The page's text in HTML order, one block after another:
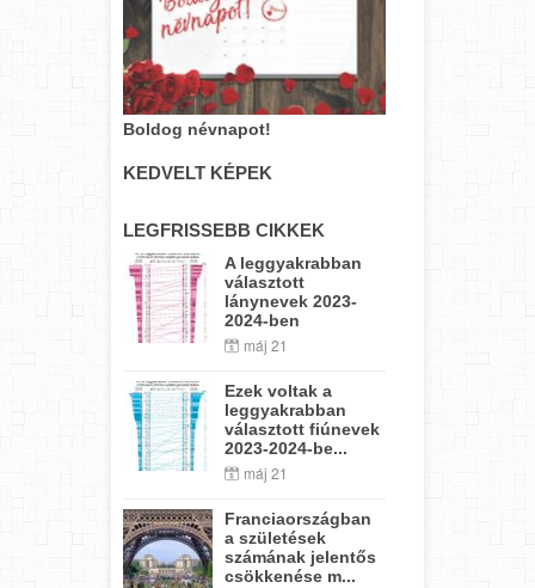
Boldog névnapot!
KEDVELT KÉPEK
LEGFRISSEBB CIKKEK
A leggyakrabban
választott
lánynevek 2023-
2024-ben
máj 21
Ezek voltak a
leggyakrabban
választott fiúnevek
2023-2024-be...
máj 21
Franciaországban
a születések
számának jelentős
csökkenése m...